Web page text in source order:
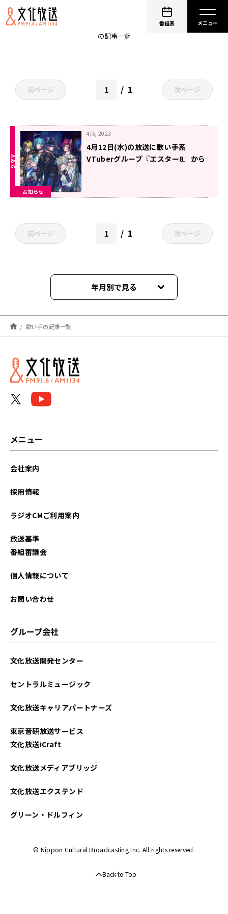
番組表
の記事一覧
前ページ 1 次ページ
お知らせ
4/5, 2023
4月12日(水)の放送に歌い手系
VTuberグループ『エスター8』から
前ページ 1 次ページ
年月別で見る
2026年04月
2025年05月
2024年11月
歌い手の記事一覧
メニュー
会社案内
採用情報
ラジオCMご利用案内
放送基準
番組審議会
個人情報について
お問い合わせ
グループ会社
文化放送開発センター
セントラルミュージック
文化放送キャリアパートナーズ
東京音研放送サービス
文化放送iCraft
文化放送メディアブリッジ
文化放送エクステンド
グリーン・ドルフィン
© Nippon Cultural Broadcasting Inc. All rights reserved.
Back to Top